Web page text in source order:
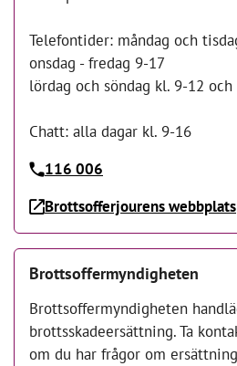
Telefontider: måndag och
onsdag - fredag 9-17
lördag och söndag kl. 9-12
Chatt: alla dagar kl. 9-16
116 006
Brottsofferjourens webbplats
Brottsoffermyndigheten
Brottsoffermyndigheten
brottsskadeersättning. Ta
om du har frågor om